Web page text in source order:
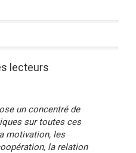
lecteurs
un concentré de
sur toutes ces
motivation, les
la relation